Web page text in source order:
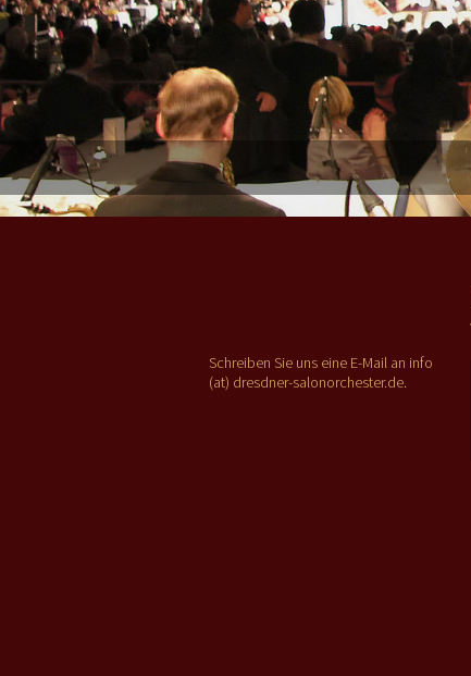
GALERIE
MUSIK
VIDEOS
REFERENZEN
Schreiben Sie uns eine E-Mail an info
(at) dresdner-salonorchester.de.